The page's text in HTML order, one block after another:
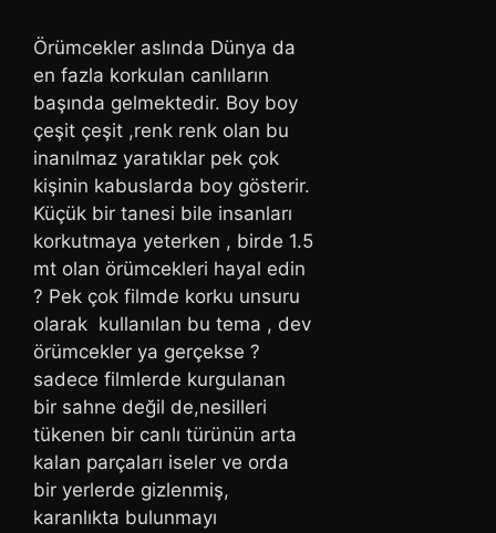
Örümcekler aslında Dünya da
en fazla korkulan canlıların
başında gelmektedir. Boy boy
çeşit çeşit ,renk renk olan bu
inanılmaz yaratıklar pek çok
kişinin kabuslarda boy gösterir.
Küçük bir tanesi bile insanları
korkutmaya yeterken , birde 1.5
mt olan örümcekleri hayal edin
? Pek çok filmde korku unsuru
olarak kullanılan bu tema , dev
örümcekler ya gerçekse ?
sadece filmlerde kurgulanan
bir sahne değil de,nesilleri
tükenen bir canlı türünün arta
kalan parçaları iseler ve orda
bir yerlerde gizlenmiş,
karanlıkta bulunmayı